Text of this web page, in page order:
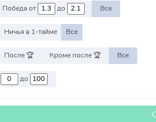
Победа от до Все
Ничья в 1-тайме Все
После 🏆 Кроме после 🏆 Все
до